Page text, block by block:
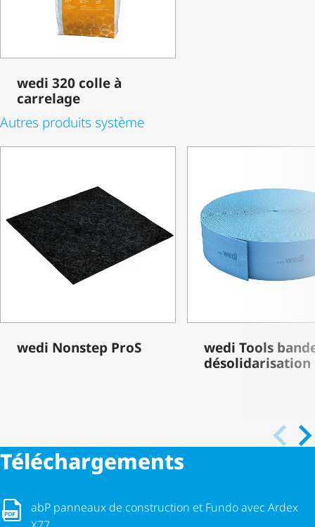
wedi 320 colle à
carrelage
Autres produits système
wedi Nonstep ProS
wedi Tools
déso­li­da­ri­sa­tion
Télé­char­ge­ments
abP panneaux de construction et Fundo avec Ardex
abP panneaux de construction et Fundo avec Ardex X77